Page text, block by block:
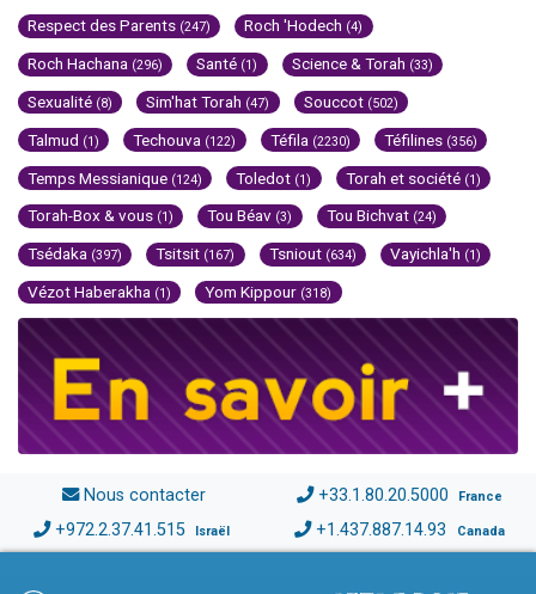
Respect des Parents (247) Roch 'Hodech (4)
Roch Hachana (296) Santé (1) Science & Torah (33)
Sexualité (8) Sim'hat Torah (47) Souccot (502)
Talmud (1) Techouva (122) Téfila (2230) Téfilines (356)
Temps Messianique (124) Toledot (1) Torah et société (1)
Torah-Box & vous (1) Tou Béav (3) Tou Bichvat (24)
Tsédaka (397) Tsitsit (167) Tsniout (634) Vayichla'h (1)
Vézot Haberakha (1) Yom Kippour (318)
Nous contacter +33.1.80.20.5000 France
+972.2.37.41.515 Israël +1.437.887.14.93 Canada